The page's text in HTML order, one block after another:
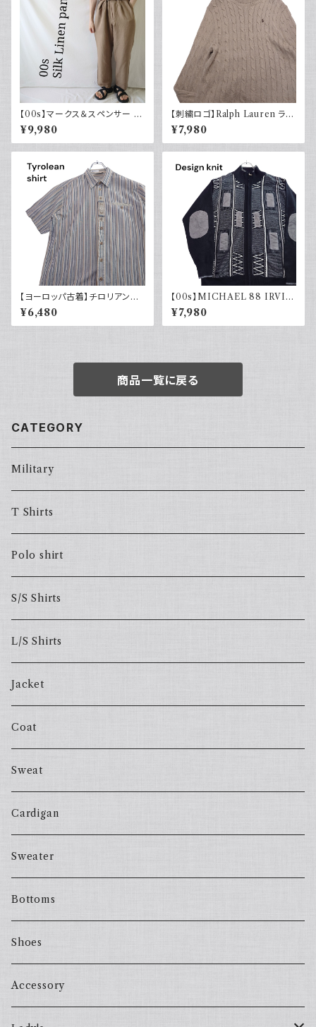
【00s】マークス＆スペンサー M
arks & Spencer シルクリネン
パンツ スラックス 古着
¥9,980
【刺繍ロゴ】Ralph Lauren ラル
フローレン ケーブル編みニット
ベージュ
¥7,980
【ヨーロッパ古着】チロリアンシ
ャツ 半袖 古着 ストライプ レト
ロ ユーロ古着 ボックスシルエッ
ト
¥6,480
【00s】MICHAEL 88 IRVIN
デザインニット ジップアップ エ
ルボーパッチ 古着 レトロ モード
アクリル
¥7,980
商品一覧に戻る
CATEGORY
Military
T Shirts
Polo shirt
S/S Shirts
L/S Shirts
Jacket
Coat
Sweat
Cardigan
Sweater
Bottoms
Shoes
Accessory